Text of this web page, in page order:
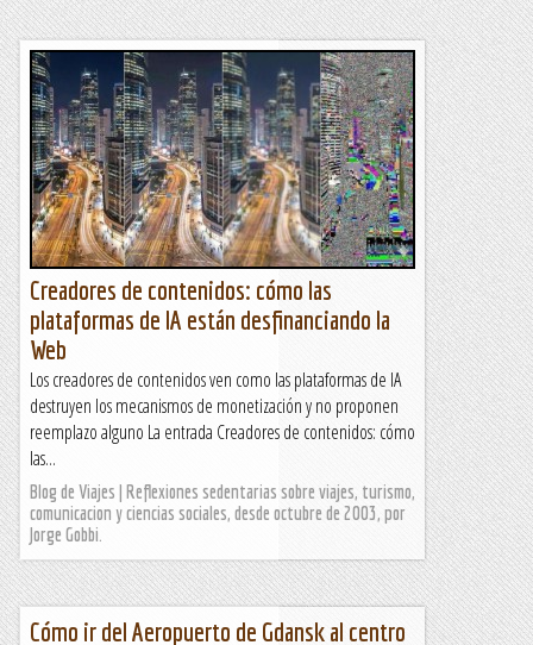
Creadores de contenidos: cómo las
plataformas de IA están desfinanciando la
Web
Los creadores de contenidos ven como las plataformas de IA
destruyen los mecanismos de monetización y no proponen
reemplazo alguno La entrada Creadores de contenidos: cómo
las...
Blog de Viajes | Reflexiones sedentarias sobre viajes, turismo,
comunicacion y ciencias sociales, desde octubre de 2003, por
Jorge Gobbi.
Cómo ir del Aeropuerto de Gdansk al centro